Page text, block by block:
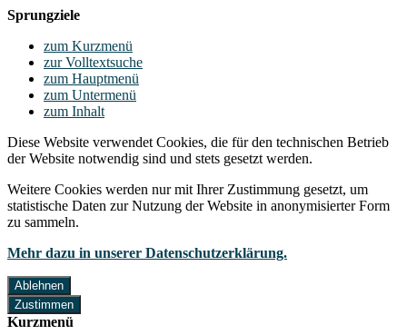
Sprungziele
zum Kurzmenü
zur Volltextsuche
zum Hauptmenü
zum Untermenü
zum Inhalt
Diese Website verwendet Cookies, die für den technischen Betrieb
der Website notwendig sind und stets gesetzt werden.
Weitere Cookies werden nur mit Ihrer Zustimmung gesetzt, um
statistische Daten zur Nutzung der Website in anonymisierter Form
zu sammeln.
Mehr dazu in unserer Datenschutzerklärung.
Ablehnen
Zustimmen
Kurzmenü